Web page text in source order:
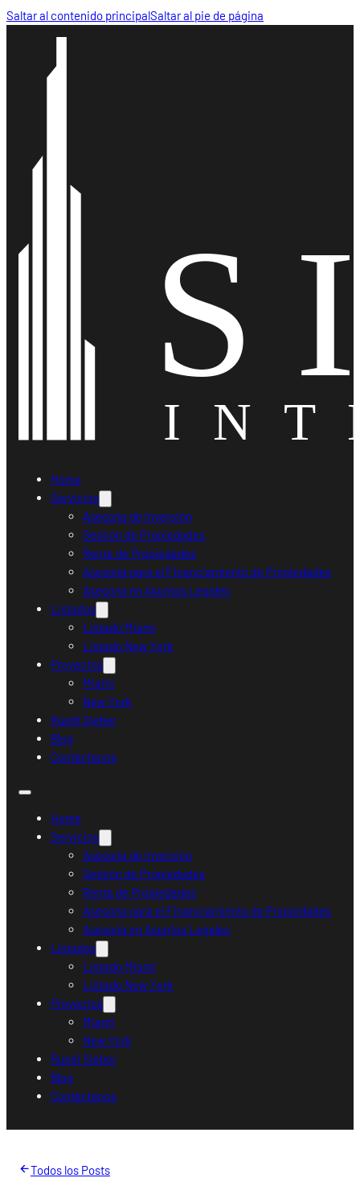
Saltar al contenido principalSaltar al pie de página
Home
Servicios
Asesoría de Inversión
Gestión de Propiedades
Renta de Propiedades
Asesoría para el Financiamiento de Propiedades
Asesoría en Asuntos Legales
Listados
Listado Miami
Listado New York
Proyectos
Miami
New York
Ruedi Sieber
Blog
Contáctanos
Home
Servicios
Asesoría de Inversión
Gestión de Propiedades
Renta de Propiedades
Asesoría para el Financiamiento de Propiedades
Asesoría en Asuntos Legales
Listados
Listado Miami
Listado New York
Proyectos
Miami
New York
Ruedi Sieber
Blog
Contáctanos
Todos los Posts